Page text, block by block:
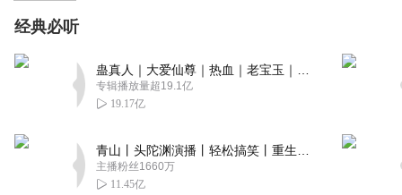
经典必听
专辑播放量超19.1亿
19.17亿
主播粉丝1660万
11.45亿